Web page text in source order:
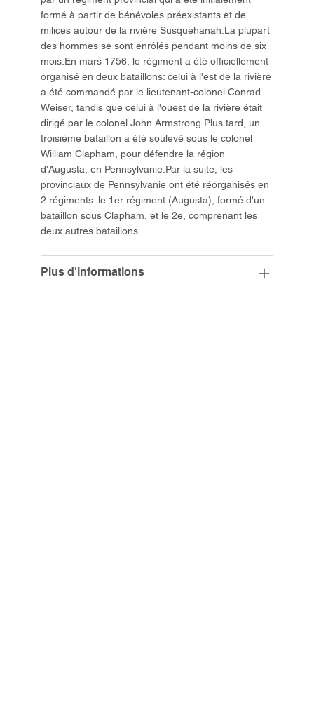
formé à partir de bénévoles préexistants et de
milices autour de la rivière Susquehanah.La plupart
des hommes se sont enrôlés pendant moins de six
mois.En mars 1756, le régiment a été officiellement
organisé en deux bataillons: celui à l'est de la rivière
a été commandé par le lieutenant-colonel Conrad
Weiser, tandis que celui à l'ouest de la rivière était
dirigé par le colonel John Armstrong.Plus tard, un
troisième bataillon a été soulevé sous le colonel
William Clapham, pour défendre la région
d'Augusta, en Pennsylvanie.Par la suite, les
provinciaux de Pennsylvanie ont été réorganisés en
2 régiments: le 1er régiment (Augusta), formé d'un
bataillon sous Clapham, et le 2e, comprenant les
deux autres bataillons.
Plus d'informations